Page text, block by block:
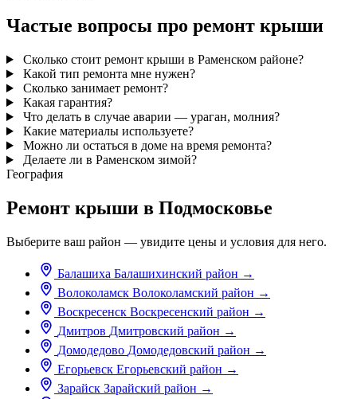
Частые вопросы про ремонт крыши
Сколько стоит ремонт крыши в Раменском районе?
Какой тип ремонта мне нужен?
Сколько занимает ремонт?
Какая гарантия?
Что делать в случае аварии — ураган, молния?
Какие материалы используете?
Можно ли остаться в доме на время ремонта?
Делаете ли в Раменском зимой?
География
Ремонт крыши в Подмосковье
Выберите ваш район — увидите цены и условия для него.
Балашиха Балашихинский район →
Волоколамск Волоколамский район →
Воскресенск Воскресенский район →
Дмитров Дмитровский район →
Домодедово Домодедовский район →
Егорьевск Егорьевский район →
Зарайск Зарайский район →